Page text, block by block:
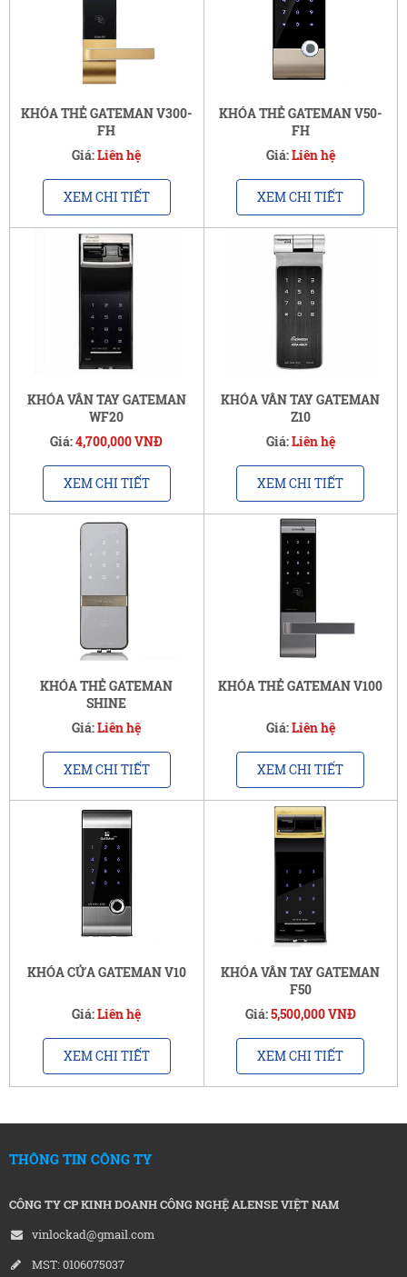
KHÓA THẺ GATEMAN V300-
FH
Giá:Liên hệ
XEM CHI TIẾT
KHÓA THẺ GATEMAN V50-
FH
Giá:Liên hệ
XEM CHI TIẾT
KHÓA VÂN TAY GATEMAN
WF20
Giá:4,700,000 VNĐ
XEM CHI TIẾT
KHÓA VÂN TAY GATEMAN
Z10
Giá:Liên hệ
XEM CHI TIẾT
KHÓA THẺ GATEMAN
SHINE
Giá:Liên hệ
XEM CHI TIẾT
KHÓA THẺ GATEMAN V100
Giá:Liên hệ
XEM CHI TIẾT
KHÓA CỬA GATEMAN V10
Giá:Liên hệ
XEM CHI TIẾT
KHÓA VÂN TAY GATEMAN
F50
Giá:5,500,000 VNĐ
XEM CHI TIẾT
THÔNG TIN CÔNG TY
CÔNG TY CP KINH DOANH CÔNG NGHỆ ALENSE VIỆT NAM
vinlockad@gmail.com
MST: 0106075037